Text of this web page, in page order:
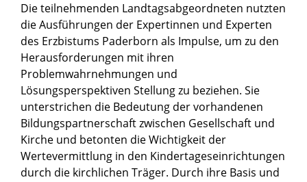
Die teilnehmenden Landtagsabgeordneten nutzten
die Ausführungen der Expertinnen und Experten
des Erzbistums Paderborn als Impulse, um zu den
Herausforderungen mit ihren
Problemwahrnehmungen und
Lösungsperspektiven Stellung zu beziehen. Sie
unterstrichen die Bedeutung der vorhandenen
Bildungspartnerschaft zwischen Gesellschaft und
Kirche und betonten die Wichtigkeit der
Wertevermittlung in den Kindertageseinrichtungen
durch die kirchlichen Träger. Durch ihre Basis und